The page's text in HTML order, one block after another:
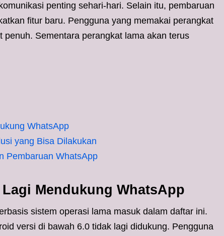
penting sehari-hari. Selain itu, pembaruan
fitur baru. Pengguna yang memakai perangkat
Sementara perangkat lama akan terus
WhatsApp
yang Bisa Dilakukan
Pembaruan WhatsApp
Mendukung WhatsApp
sistem operasi lama masuk dalam daftar ini.
versi di bawah 6.0 tidak lagi didukung. Pengguna